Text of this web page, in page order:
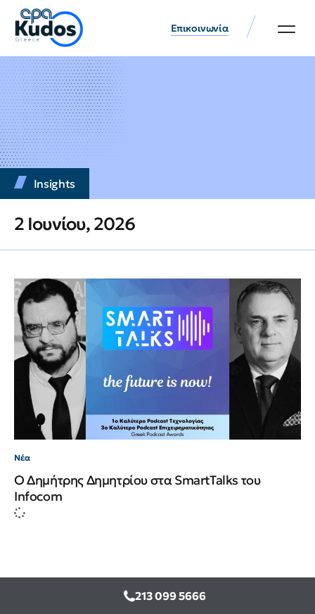
Επικοινωνία
Insights
2 Ιουνίου, 2026
Νέα
Ο Δημήτρης Δημητρίου στα SmartTalks του
Infocom
213 099 5666